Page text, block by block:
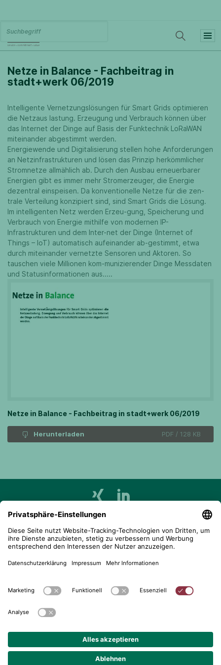
Netze in Balance - Fachbeitrag in
stadt+werk 06/2019
Intelligente Vernetzungslösungen für Smart Grids optimieren
die Netzaus lastung. Erzeugung und Verbrauch können über
das Internet der Dinge auf Basis der Funktechnik LoRaWAN
miteinander abgestimmt werden.
Energiewende und Digitalisierung stellen hohe Anforderungen
an Netzinfrastrukturen und lösen das Prinzip herkömmlicher
Stromnetze allmählich ab. Durch den Ausbau erneuerbarer
Energien gibt es immer mehr Stromerzeuger, die Energie
dezentral einspeisen. Da konventionelle Netze für die zen-
trale Verteilung konzipiert sind, sind Smart Grids die Lösung.
Im intelligenten Netz werden Erzeu-gung, Speicherung und
Verbrauch von Energie mithilfe von modernen IP-
Infrastrukturen und dem Inter-net der Dinge (Internet of
Things – IoT) automatisch aufeinander ab-gestimmt, etwa
durch miteinander vernetzte Sensoren und Aktoren. So
tauschen viele Millionen kom-munizierender Dinge Messdaten
und Statusinformationen aus.....
Netze in Balance - Fachbeitrag in stadt+werk 06/2019
Herunterladen PDF / 128 KB
telent GmbH
Gerberstraße 34, 71522 Backnang
+49 (0) 7191 900 - 2202